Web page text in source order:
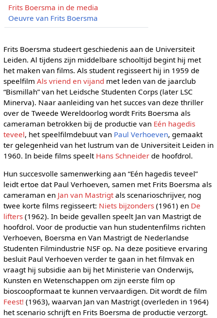
Frits Boersma in de media
Oeuvre van Frits Boersma
Frits Boersma studeert geschiedenis aan de Universiteit
Leiden. Al tijdens zijn middelbare schooltijd begint hij met
het maken van films. Als student regisseert hij in 1959 de
speelfilm Als vriend en vijand met leden van de jaarclub
“Bismillah” van het Leidsche Studenten Corps (later LSC
Minerva). Naar aanleiding van het succes van deze thriller
over de Tweede Wereldoorlog wordt Frits Boersma als
cameraman betrokken bij de productie van Eén hagedis
teveel, het speelfilmdebuut van Paul Verhoeven, gemaakt
ter gelegenheid van het lustrum van de Universiteit Leiden in
1960. In beide films speelt Hans Schneiderde hoofdrol.
Hun succesvolle samenwerking aan “Eén hagedis teveel”
leidt ertoe dat Paul Verhoeven, samen met Frits Boersma als
cameraman en Jan van Mastrigtals scenarioschrijver, nog
twee korte films regisseert: Niets bijzonders(1961) en De
lifters(1962). In beide gevallen speelt Jan van Mastrigt de
hoofdrol. Voor de productie van hun studentenfilms richten
Verhoeven, Boersma en Van Mastrigt de Nederlandse
Studenten Filmindustrie NSF op. Na deze positieve ervaring
besluit Paul Verhoeven verder te gaan in het filmvak en
vraagt hij subsidie aan bij het Ministerie van Onderwijs,
Kunsten en Wetenschappen om zijn eerste film op
bioscoopformaat te kunnen vervaardigen. Dit wordt de film
Feest! (1963), waarvan Jan van Mastrigt (overleden in 1964)
het scenario schrijft en Frits Boersma de productie verzorgt.